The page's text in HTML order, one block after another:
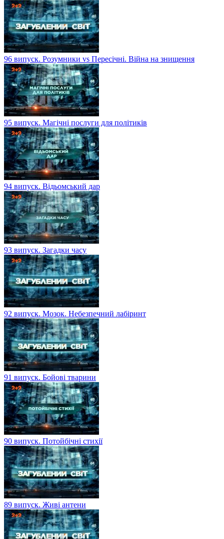
96 випуск. Розумники vs Пересічні. Війна на знищення
95 випуск. Магічні послуги для політиків
94 випуск. Відьомський дар
93 випуск. Загадки часу
92 випуск. Мозок. Небезпечний лабіринт
91 випуск. Бойові тварини
90 випуск. Потойбічні стихії
89 випуск. Живі антени